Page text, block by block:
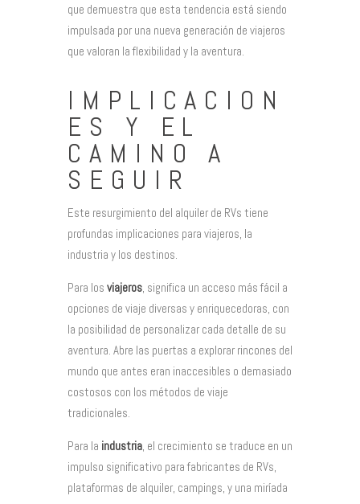
que demuestra que esta tendencia está siendo
impulsada por una nueva generación de viajeros
que valoran la flexibilidad y la aventura.
IMPLICACION
ES Y EL
CAMINO A
SEGUIR
Este resurgimiento del alquiler de RVs tiene
profundas implicaciones para viajeros, la
industria y los destinos.
Para los viajeros, significa un acceso más fácil a
opciones de viaje diversas y enriquecedoras, con
la posibilidad de personalizar cada detalle de su
aventura. Abre las puertas a explorar rincones del
mundo que antes eran inaccesibles o demasiado
costosos con los métodos de viaje
tradicionales.
Para la industria, el crecimiento se traduce en un
impulso significativo para fabricantes de RVs,
plataformas de alquiler, campings, y una miríada